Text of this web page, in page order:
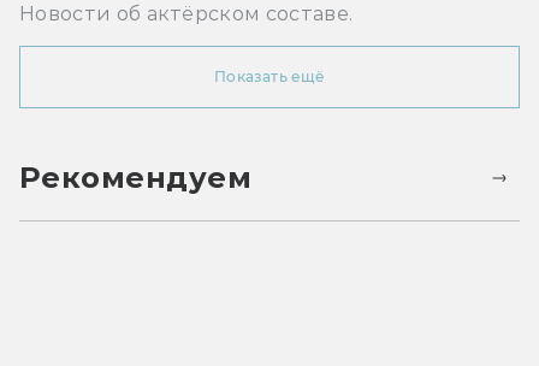
Новости об актёрском составе.
Показать ещё
Рекомендуем